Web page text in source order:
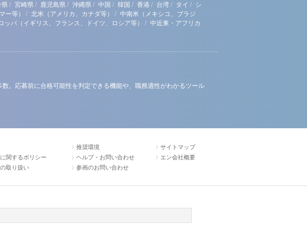
県/ 宮崎県 / 鹿児島県 / 沖縄県 / 中国 / 韓国 / 香港 / 台湾 / タイ / シ
ー等） / 北米（アメリカ、カナダ等） / 中南米（メキシコ、ブラジ
ッパ（イギリス、フランス、ドイツ、ロシア等） / 中近東・アフリカ
。応募前に合格可能性を判定できる機能や、職務適性がわかるツール
関するポリシー
取り扱い
推奨環境
ヘルプ・お問い合わせ
参画のお問い合わせ
サイトマップ
エン会社概要